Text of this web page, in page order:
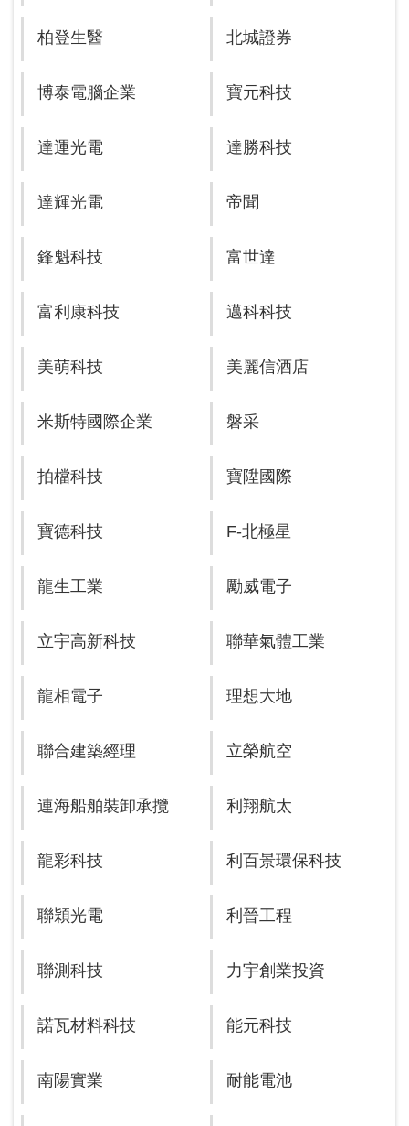
柏登生醫 北城證券
博泰電腦企業 寶元科技
達運光電 達勝科技
達輝光電 帝聞
鋒魁科技 富世達
富利康科技 邁科科技
美萌科技 美麗信酒店
米斯特國際企業 磐采
拍檔科技 寶陞國際
寶德科技 F-北極星
龍生工業 勵威電子
立宇高新科技 聯華氣體工業
龍相電子 理想大地
聯合建築經理 立榮航空
連海船舶裝卸承攬 利翔航太
龍彩科技 利百景環保科技
聯穎光電 利晉工程
聯測科技 力宇創業投資
諾瓦材料科技 能元科技
南陽實業 耐能電池